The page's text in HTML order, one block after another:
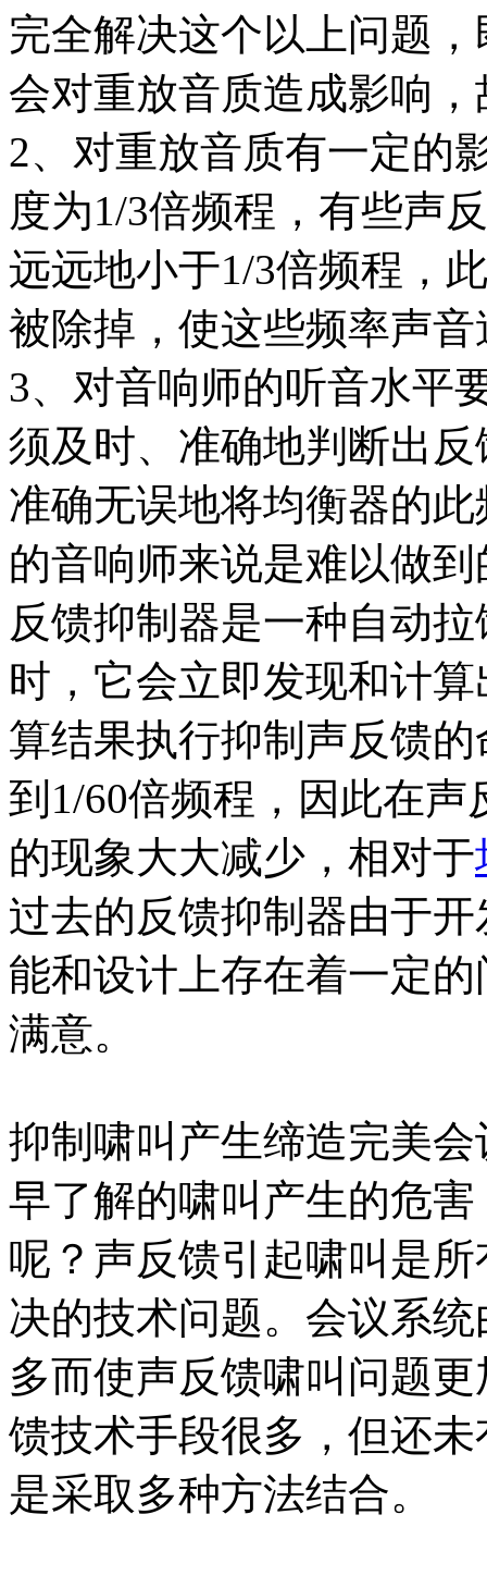
完全解决这个以上问题
会对重放音质造成影响
2、对重放音质有一定的
度为1/3倍频程，有些声
远远地小于1/3倍频程，
被除掉，使这些频率声
3、对音响师的听音水平
须及时、准确地判断出
准确无误地将均衡器的
的音响师来说是难以做到
反馈抑制器是一种自动
时，它会立即发现和计
算结果执行抑制声反馈
到1/60倍频程，因此在
的现象大大减少，相对于
过去的反馈抑制器由于
能和设计上存在着一定
满意。
抑制啸叫产生缔造完美会
早了解的啸叫产生的危
呢？声反馈引起啸叫是
决的技术问题。会议系
多而使声反馈啸叫问题
馈技术手段很多，但还
是采取多种方法结合。